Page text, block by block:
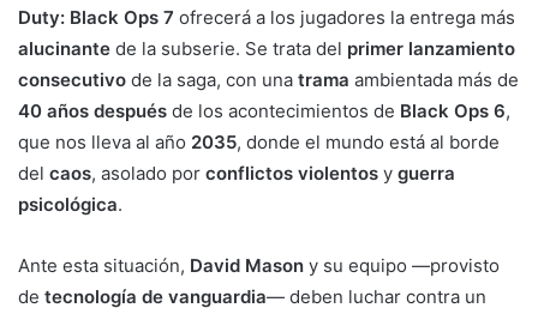
Duty: Black Ops 7 ofrecerá a los jugadores la entrega más
alucinante de la subserie. Se trata del primer lanzamiento
consecutivo de la saga, con una trama ambientada más de
40 años después de los acontecimientos de Black Ops 6,
que nos lleva al año 2035, donde el mundo está al borde
del caos, asolado por conflictos violentos y guerra
psicológica.
Ante esta situación, David Mason y su equipo —provisto
de tecnología de vanguardia— deben luchar contra un